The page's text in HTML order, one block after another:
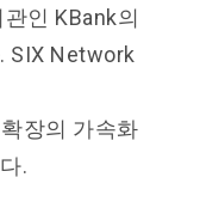
인 KBank의
SIX Network
장의 가속화
.